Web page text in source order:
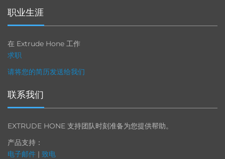
职业生涯
在 Extrude Hone 工作
求职
请将您的简历发送给我们
联系我们
EXTRUDE HONE 支持团队时刻准备为您提供帮助。
产品支持：
电子邮件 | 致电